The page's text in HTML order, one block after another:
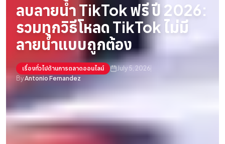
ลบลายน้ำ TikTok ฟรี ปี 2026:
รวมทุกวิธีโหลด TikTok ไม่มี
ลายน้ำแบบถูกต้อง
เรื่องทั่วไปด้านการตลาดออนไลน์
July 5, 2026
ByAntonio Fernandez